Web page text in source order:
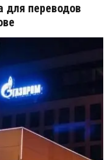
для переводов